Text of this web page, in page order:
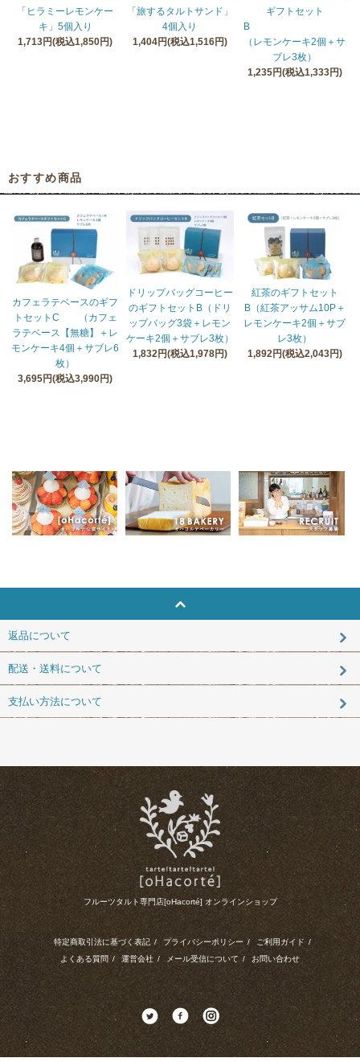
「ヒラミーレモンケー
キ」5個入り
1,713円(税込1,850円)
「旅するタルトサンド」
4個入り
1,404円(税込1,516円)
ギフトセット
B
（レモンケーキ2個＋サ
ブレ3枚）
1,235円(税込1,333円)
おすすめ商品
カフェラテベースのギフ
トセットC （カフェ
ラテベース【無糖】＋レ
モンケーキ4個＋サブレ6
枚）
3,695円(税込3,990円)
ドリップバッグコーヒー
のギフトセットB（ドリ
ップバッグ3袋＋レモン
ケーキ2個＋サブレ3枚）
1,832円(税込1,978円)
紅茶のギフトセット
B（紅茶アッサム10P＋
レモンケーキ2個＋サブ
レ3枚）
1,892円(税込2,043円)
返品について
配送・送料について
支払い方法について
フルーツタルト専門店[oHacorté] オンラインショップ
特定商取引法に基づく表記 / プライバシーポリシー / ご利用ガイド /
よくある質問 / 運営会社 / メール受信について / お問い合わせ